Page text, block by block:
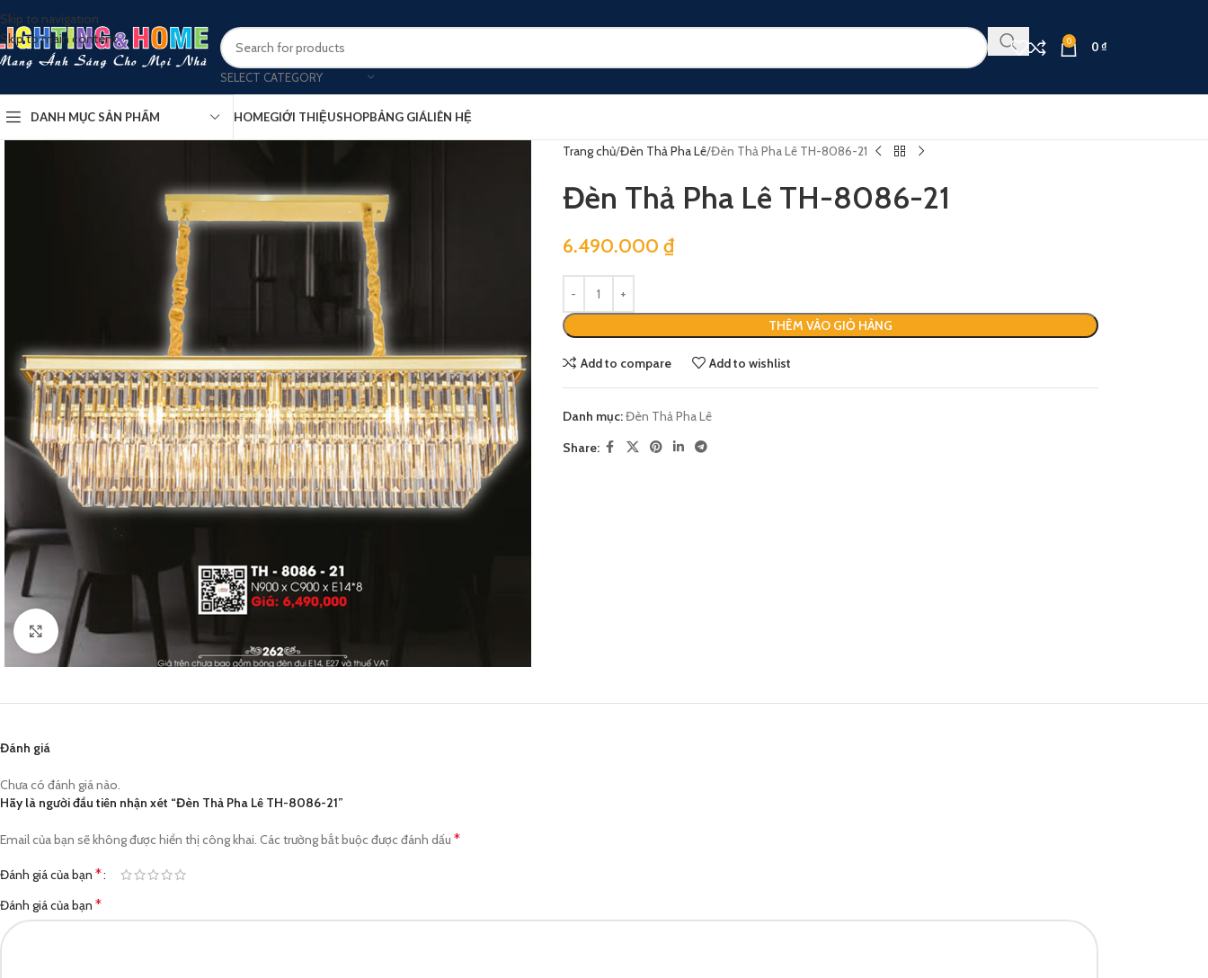
Skip to navigation
Skip to main content
SELECT CATEGORY
0 0₫
DANH MỤC SẢN PHẨM HOMEGIỚI THIỆUSHOPBẢNG GIÁLIÊN HỆ
Click to enlarge
Trang chủ Đèn Thả Pha Lê Đèn Thả Pha Lê TH-8086-21
Đèn Thả Pha Lê TH-8086-21
6.490.000 ₫
THÊM VÀO GIỎ HÀNG
Add to compare Add to wishlist
Danh mục:Đèn Thả Pha Lê
Share:
Đánh giá
Chưa có đánh giá nào.
Hãy là người đầu tiên nhận xét “Đèn Thả Pha Lê TH-8086-21”
Email của bạn sẽ không được hiển thị công khai. Các trường bắt buộc được đánh dấu *
Đánh giá của bạn *
Đánh giá của bạn *